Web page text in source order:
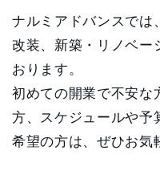
ナルミアドバンスでは
改装、新築・リノベー
おります。
初めての開業で不安な
方、スケジュールや
希望の方は、ぜひお気